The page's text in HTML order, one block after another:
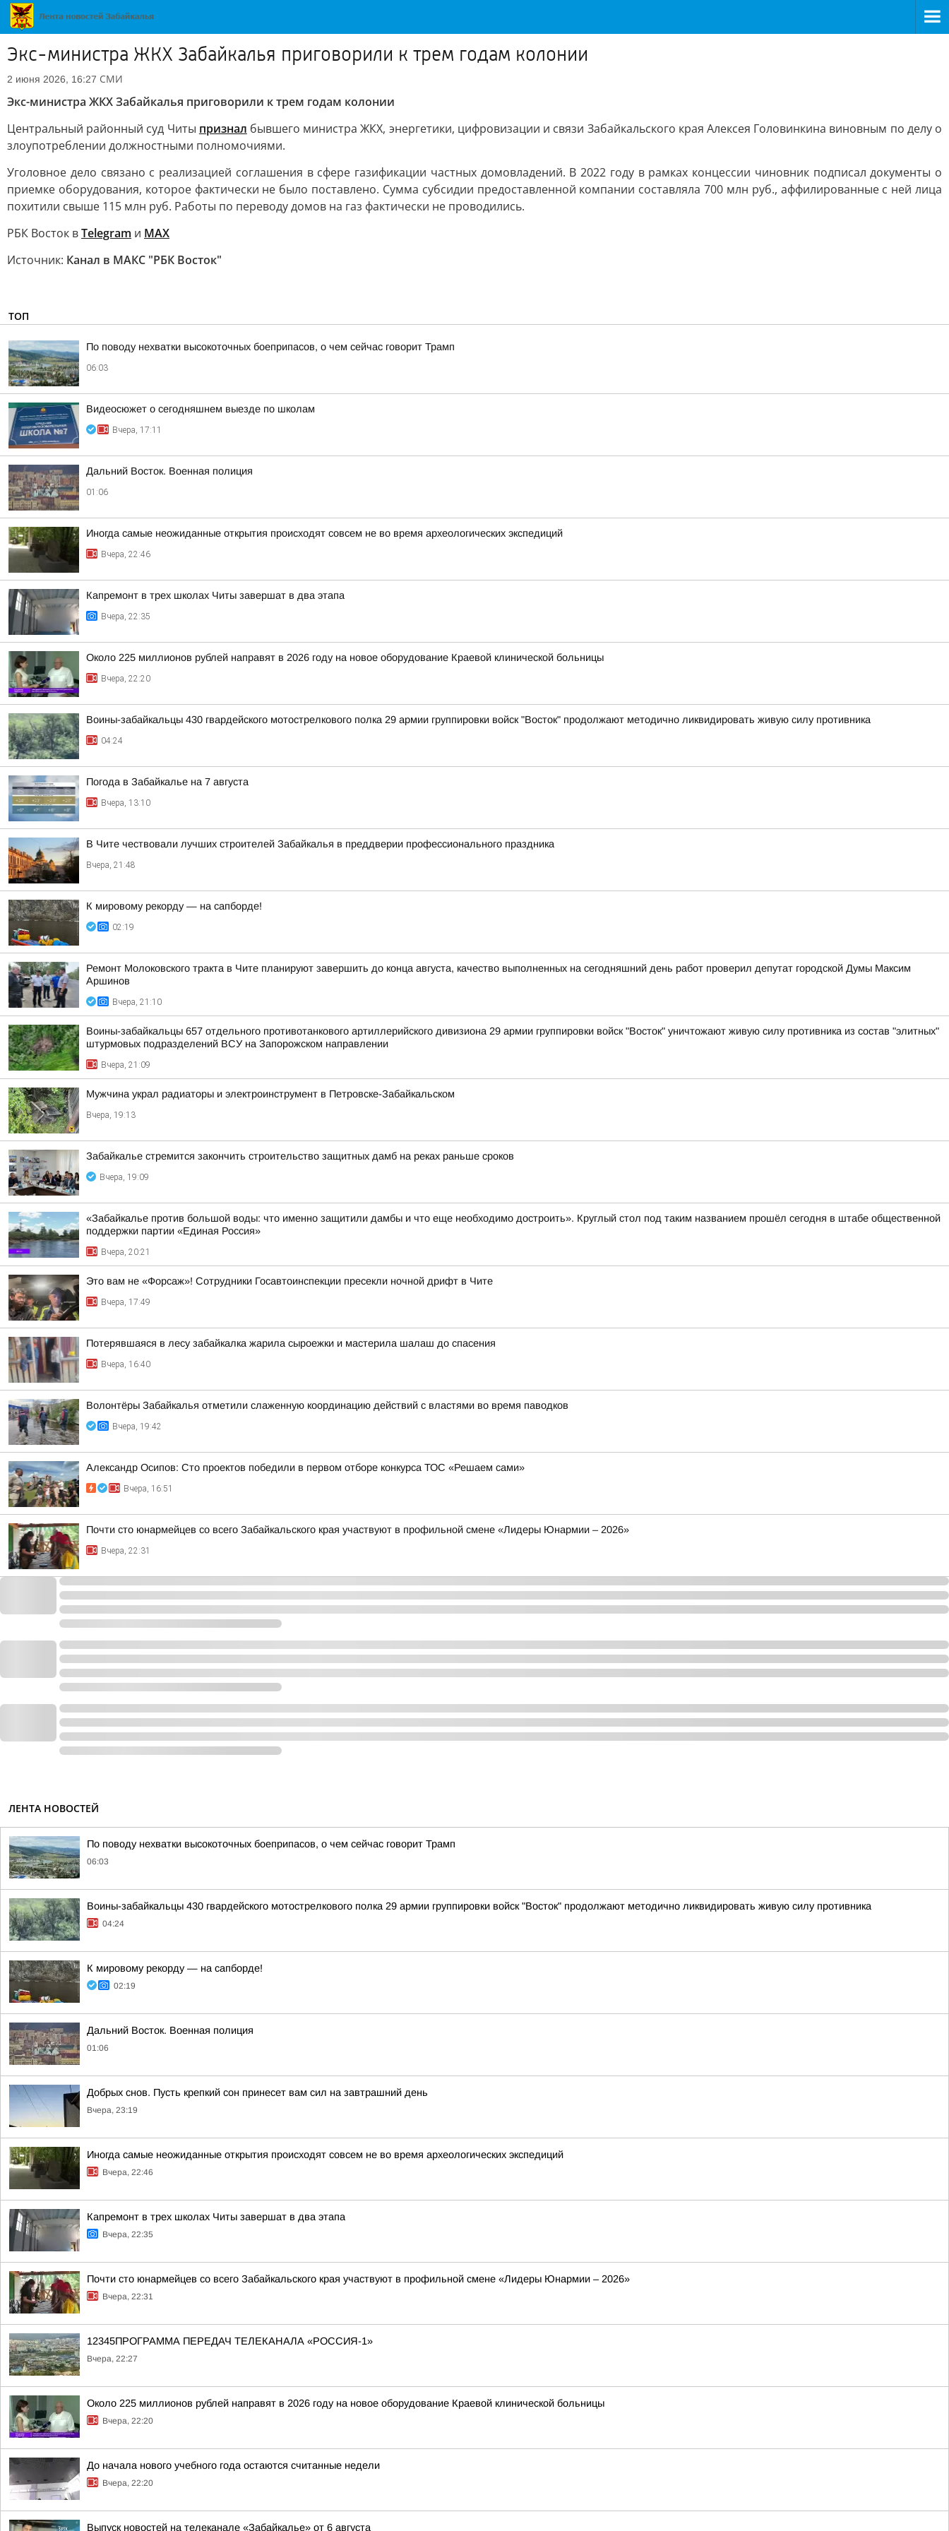
Экс-министра ЖКХ Забайкалья приговорили к трем годам колонии
2 июня 2026, 16:27 СМИ
Экс-министра ЖКХ Забайкалья приговорили к трем годам колонии
Центральный районный суд Читы признал бывшего министра ЖКХ, энергетики, цифровизации и связи Забайкальского края Алексея Головинкина виновным по делу о
злоупотреблении должностными полномочиями.
Уголовное дело связано с реализацией соглашения в сфере газификации частных домовладений. В 2022 году в рамках концессии чиновник подписал документы о
приемке оборудования, которое фактически не было поставлено. Сумма субсидии предоставленной компании составляла 700 млн руб., аффилированные с ней лица
похитили свыше 115 млн руб. Работы по переводу домов на газ фактически не проводились.
РБК Восток вTelegram и MAX
Источник: Канал в МАКС "РБК Восток"
ТОП
По поводу нехватки высокоточных боеприпасов, о чем сейчас говорит Трамп
06:03
Видеосюжет о сегодняшнем выезде по школам
Вчера, 17:11
Дальний Восток. Военная полиция
01:06
Иногда самые неожиданные открытия происходят совсем не во время археологических экспедиций
Вчера, 22:46
Капремонт в трех школах Читы завершат в два этапа
Вчера, 22:35
Около 225 миллионов рублей направят в 2026 году на новое оборудование Краевой клинической больницы
Вчера, 22:20
Воины-забайкальцы 430 гвардейского мотострелкового полка 29 армии группировки войск "Восток" продолжают методично ликвидировать живую силу противника
04:24
Погода в Забайкалье на 7 августа
Вчера, 13:10
В Чите чествовали лучших строителей Забайкалья в преддверии профессионального праздника
Вчера, 21:48
К мировому рекорду — на сапборде!
02:19
Ремонт Молоковского тракта в Чите планируют завершить до конца августа, качество выполненных на сегодняшний день работ проверил депутат городской Думы Максим
Аршинов
Вчера, 21:10
Воины-забайкальцы 657 отдельного противотанкового артиллерийского дивизиона 29 армии группировки войск "Восток" уничтожают живую силу противника из состав "элитных"
штурмовых подразделений ВСУ на Запорожском направлении
Вчера, 21:09
Мужчина украл радиаторы и электроинструмент в Петровске-Забайкальском
Вчера, 19:13
Забайкалье стремится закончить строительство защитных дамб на реках раньше сроков
Вчера, 19:09
«Забайкалье против большой воды: что именно защитили дамбы и что еще необходимо достроить». Круглый стол под таким названием прошёл сегодня в штабе общественной
поддержки партии «Единая Россия»
Вчера, 20:21
Это вам не «Форсаж»! Сотрудники Госавтоинспекции пресекли ночной дрифт в Чите
Вчера, 17:49
Потерявшаяся в лесу забайкалка жарила сыроежки и мастерила шалаш до спасения
Вчера, 16:40
Волонтёры Забайкалья отметили слаженную координацию действий с властями во время паводков
Вчера, 19:42
Александр Осипов: Сто проектов победили в первом отборе конкурса ТОС «Решаем сами»
Вчера, 16:51
Почти сто юнармейцев со всего Забайкальского края участвуют в профильной смене «Лидеры Юнармии – 2026»
Вчера, 22:31
ЛЕНТА НОВОСТЕЙ
По поводу нехватки высокоточных боеприпасов, о чем сейчас говорит Трамп
06:03
Воины-забайкальцы 430 гвардейского мотострелкового полка 29 армии группировки войск "Восток" продолжают методично ликвидировать живую силу противника
04:24
К мировому рекорду — на сапборде!
02:19
Дальний Восток. Военная полиция
01:06
Добрых снов. Пусть крепкий сон принесет вам сил на завтрашний день
Вчера, 23:19
Иногда самые неожиданные открытия происходят совсем не во время археологических экспедиций
Вчера, 22:46
Капремонт в трех школах Читы завершат в два этапа
Вчера, 22:35
Почти сто юнармейцев со всего Забайкальского края участвуют в профильной смене «Лидеры Юнармии – 2026»
Вчера, 22:31
12345ПРОГРАММА ПЕРЕДАЧ ТЕЛЕКАНАЛА «РОССИЯ-1»
Вчера, 22:27
Около 225 миллионов рублей направят в 2026 году на новое оборудование Краевой клинической больницы
Вчера, 22:20
До начала нового учебного года остаются считанные недели
Вчера, 22:20
Выпуск новостей на телеканале «Забайкалье» от 6 августа